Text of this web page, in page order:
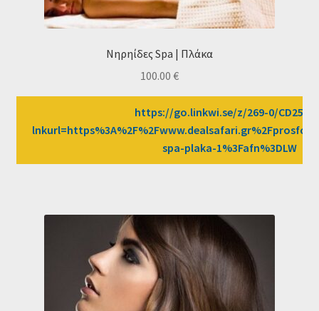
Νηρηίδες Spa | Πλάκα
100.00 €
https://go.linkwi.se/z/269-0/
spa-plaka-1%3Fafn%3DLW